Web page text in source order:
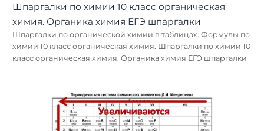
Шпаргалки по органической химии в таблицах. Формулы по
химии 10 класс органическая химия. Шпаргалки по химии 10
класс органическая химия. Органика химия ЕГЭ шпаргалки